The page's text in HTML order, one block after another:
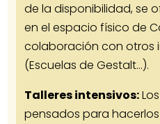
de la disponibilidad, se
en el espacio físico de
colaboración con otros
(Escuelas de Gestalt…).
Talleres intensivos:
pensados para